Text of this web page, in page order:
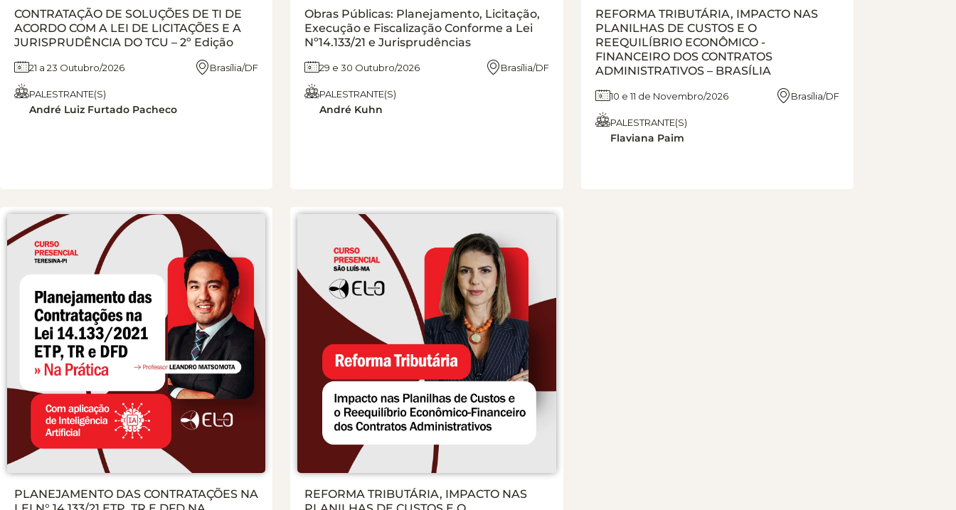
CONTRATAÇÃO DE SOLUÇÕES DE TI DE
ACORDO COM A LEI DE LICITAÇÕES E A
JURISPRUDÊNCIA DO TCU – 2º Edição
21 a 23 Outubro/2026 Brasília/DF
PALESTRANTE(S)
André Luiz Furtado Pacheco
Obras Públicas: Planejamento, Licitação,
Execução e Fiscalização Conforme a Lei
Nº14.133/21 e Jurisprudências
29 e 30 Outubro/2026 Brasília/DF
PALESTRANTE(S)
André Kuhn
REFORMA TRIBUTÁRIA, IMPACTO NAS
PLANILHAS DE CUSTOS E O
REEQUILÍBRIO ECONÔMICO -
FINANCEIRO DOS CONTRATOS
ADMINISTRATIVOS – BRASÍLIA
10 e 11 de Novembro/2026 Brasília/DF
PALESTRANTE(S)
Flaviana Paim
PLANEJAMENTO DAS CONTRATAÇÕES NA
REFORMA TRIBUTÁRIA, IMPACTO NAS